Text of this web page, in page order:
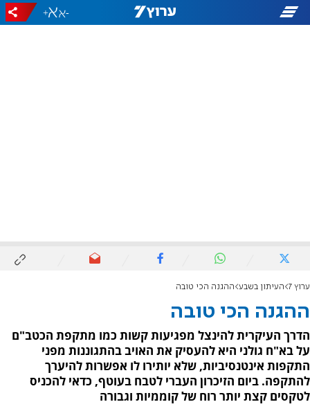
-
+
ערוץ 7 העיתון בשבע ההגנה הכי טובה
ההגנה הכי טובה
הדרך העיקרית להינצל מפגיעות קשות כמו מתקפת הכטב"ם
על בא"ח גולני היא להעסיק את האויב בהתגוננות מפני
התקפות אינטנסיביות, שלא יותירו לו אפשרות להיערך
להתקפה. ביום הזיכרון העברי לטבח בעוטף, כדאי להכניס
לטקסים קצת יותר רוח של קוממיות וגבורה